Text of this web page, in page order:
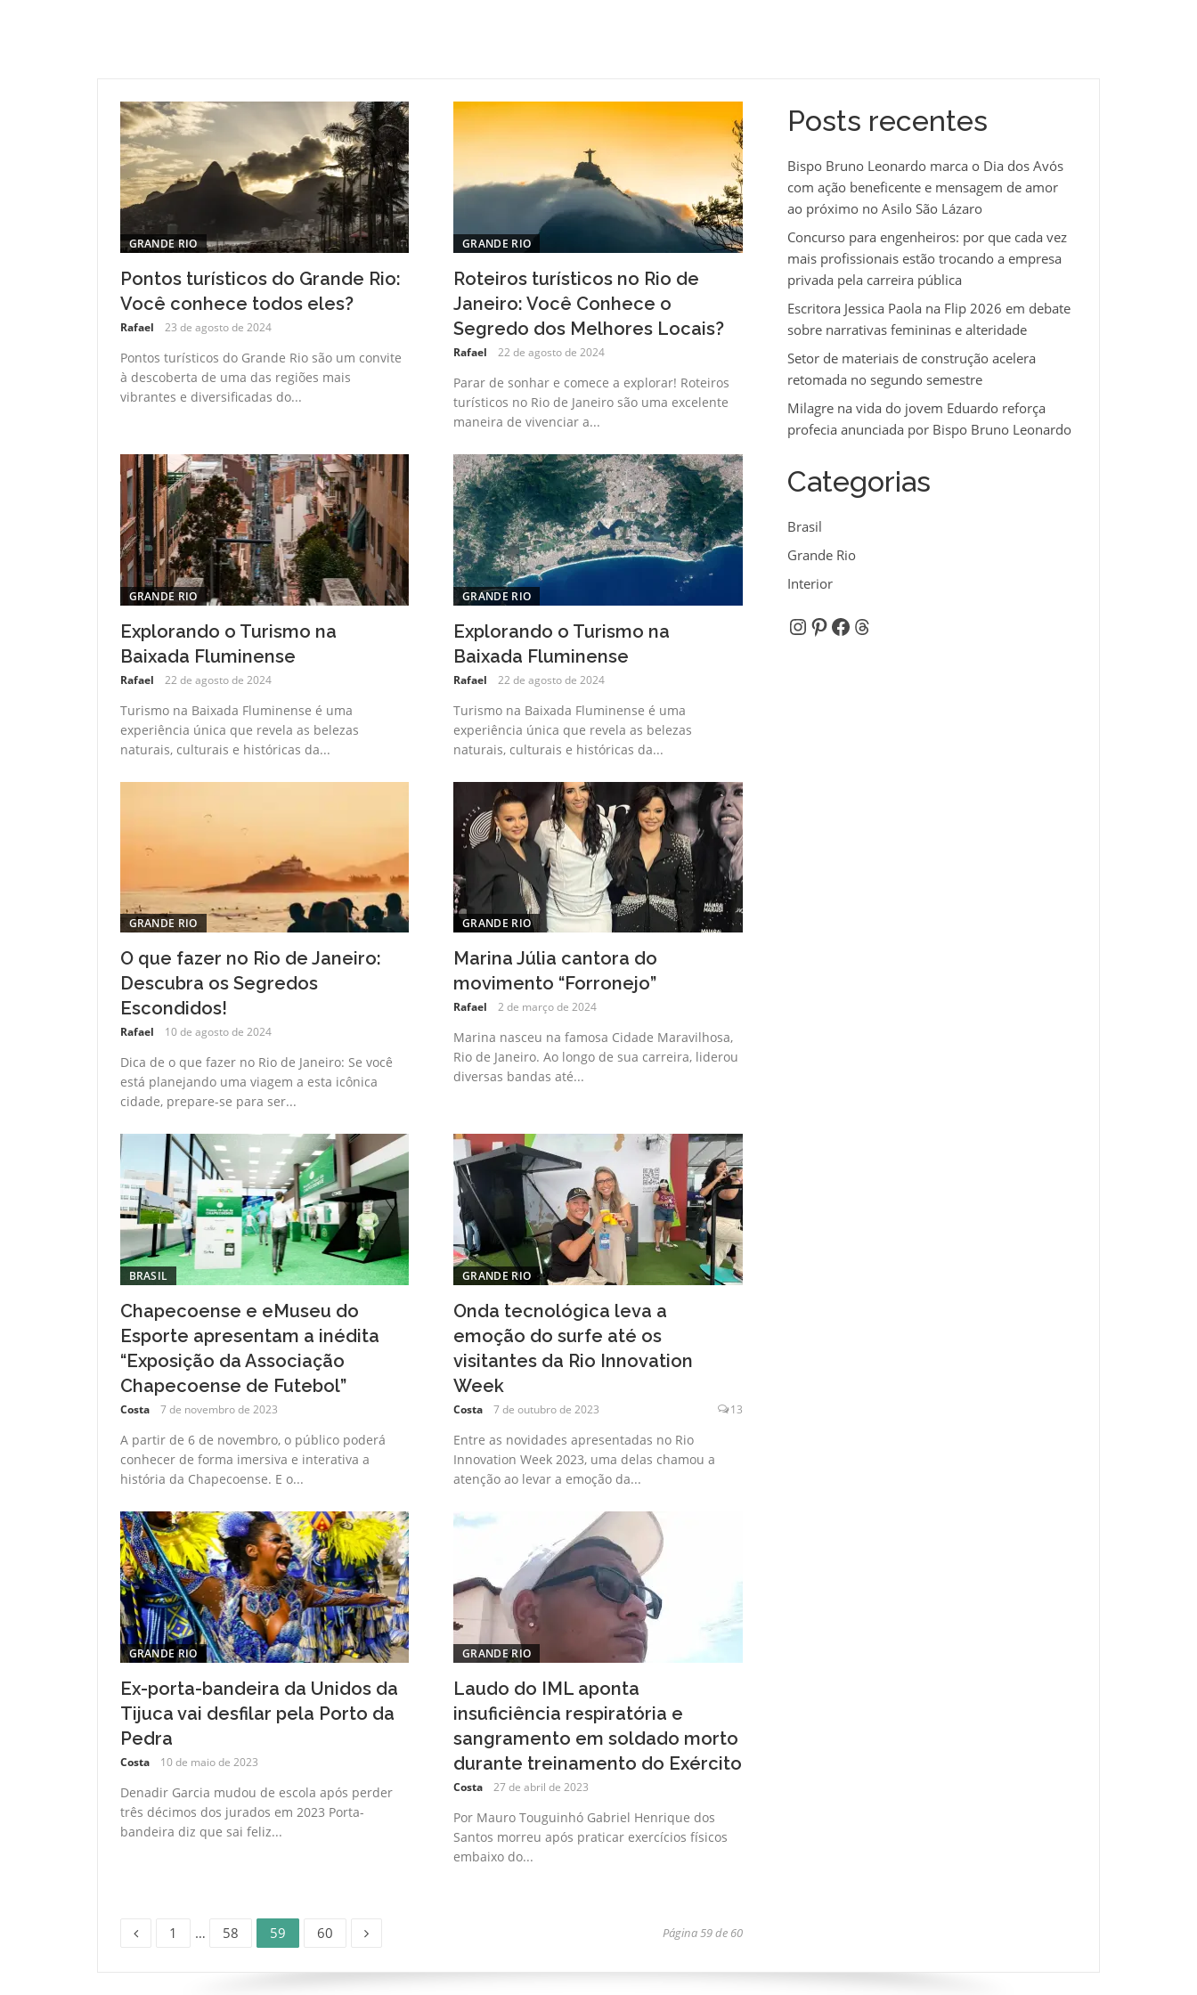
GRANDE RIO
Pontos turísticos do Grande Rio:
Você conhece todos eles?
Rafael 23 de agosto de 2024
Pontos turísticos do Grande Rio são um convite
à descoberta de uma das regiões mais
vibrantes e diversificadas do...
GRANDE RIO
Roteiros turísticos no Rio de
Janeiro: Você Conhece o
Segredo dos Melhores Locais?
Rafael 22 de agosto de 2024
Parar de sonhar e comece a explorar! Roteiros
turísticos no Rio de Janeiro são uma excelente
maneira de vivenciar a...
GRANDE RIO
Explorando o Turismo na
Baixada Fluminense
Rafael 22 de agosto de 2024
Turismo na Baixada Fluminense é uma
experiência única que revela as belezas
naturais, culturais e históricas da...
GRANDE RIO
Explorando o Turismo na
Baixada Fluminense
Rafael 22 de agosto de 2024
Turismo na Baixada Fluminense é uma
experiência única que revela as belezas
naturais, culturais e históricas da...
GRANDE RIO
O que fazer no Rio de Janeiro:
Descubra os Segredos
Escondidos!
Rafael 10 de agosto de 2024
Dica de o que fazer no Rio de Janeiro: Se você
está planejando uma viagem a esta icônica
cidade, prepare-se para ser...
GRANDE RIO
Marina Júlia cantora do
movimento “Forronejo”
Rafael 2 de março de 2024
Marina nasceu na famosa Cidade Maravilhosa,
Rio de Janeiro. Ao longo de sua carreira, liderou
diversas bandas até...
BRASIL
Chapecoense e eMuseu do
Esporte apresentam a inédita
“Exposição da Associação
Chapecoense de Futebol”
Costa 7 de novembro de 2023
A partir de 6 de novembro, o público poderá
conhecer de forma imersiva e interativa a
história da Chapecoense. E o...
GRANDE RIO
Onda tecnológica leva a
emoção do surfe até os
visitantes da Rio Innovation
Week
Costa 7 de outubro de 2023 13
Entre as novidades apresentadas no Rio
Innovation Week 2023, uma delas chamou a
atenção ao levar a emoção da...
GRANDE RIO
Ex-porta-bandeira da Unidos da
Tijuca vai desfilar pela Porto da
Pedra
Costa 10 de maio de 2023
Denadir Garcia mudou de escola após perder
três décimos dos jurados em 2023 Porta-
bandeira diz que sai feliz...
GRANDE RIO
Laudo do IML aponta
insuficiência respiratória e
sangramento em soldado morto
durante treinamento do Exército
Costa 27 de abril de 2023
Por Mauro Touguinhó Gabriel Henrique dos
Santos morreu após praticar exercícios físicos
embaixo do...
Paginação
Página
1 … Página
58 Página
59 Página
60 Página 59 de 60
Posts recentes
Bispo Bruno Leonardo marca o Dia dos Avós
com ação beneficente e mensagem de amor
ao próximo no Asilo São Lázaro
Concurso para engenheiros: por que cada vez
mais profissionais estão trocando a empresa
privada pela carreira pública
Escritora Jessica Paola na Flip 2026 em debate
sobre narrativas femininas e alteridade
Setor de materiais de construção acelera
retomada no segundo semestre
Milagre na vida do jovem Eduardo reforça
profecia anunciada por Bispo Bruno Leonardo
Categorias
Brasil
Grande Rio
Interior
Instagram
Pinterest
Facebook
Threads